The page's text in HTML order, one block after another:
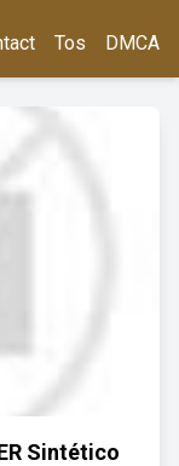
Tos DMCA
Sintético